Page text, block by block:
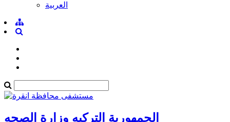
العربية
الجمهورية التركيه وزارة الصحه